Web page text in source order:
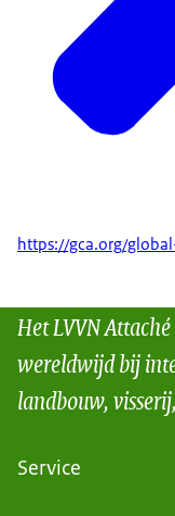
https://gca.org/
Het LVVN
wereldwijd bij
landbouw,
Service